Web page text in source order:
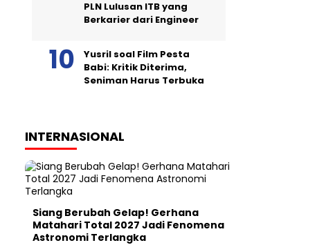
PLN Lulusan ITB yang
Berkarier dari Engineer
Yusril soal Film Pesta
Babi: Kritik Diterima,
Seniman Harus Terbuka
INTERNASIONAL
Siang Berubah Gelap! Gerhana
Matahari Total 2027 Jadi Fenomena
Astronomi Terlangka